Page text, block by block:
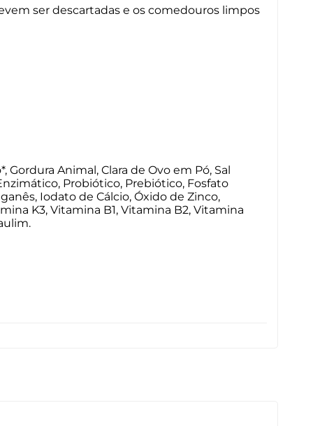
ser descartadas e os comedouros limpos
Gordura Animal, Clara de Ovo em Pó, Sal
Probiótico, Prebiótico, Fosfato
Iodato de Cálcio, Óxido de Zinco,
K3, Vitamina B1, Vitamina B2, Vitamina